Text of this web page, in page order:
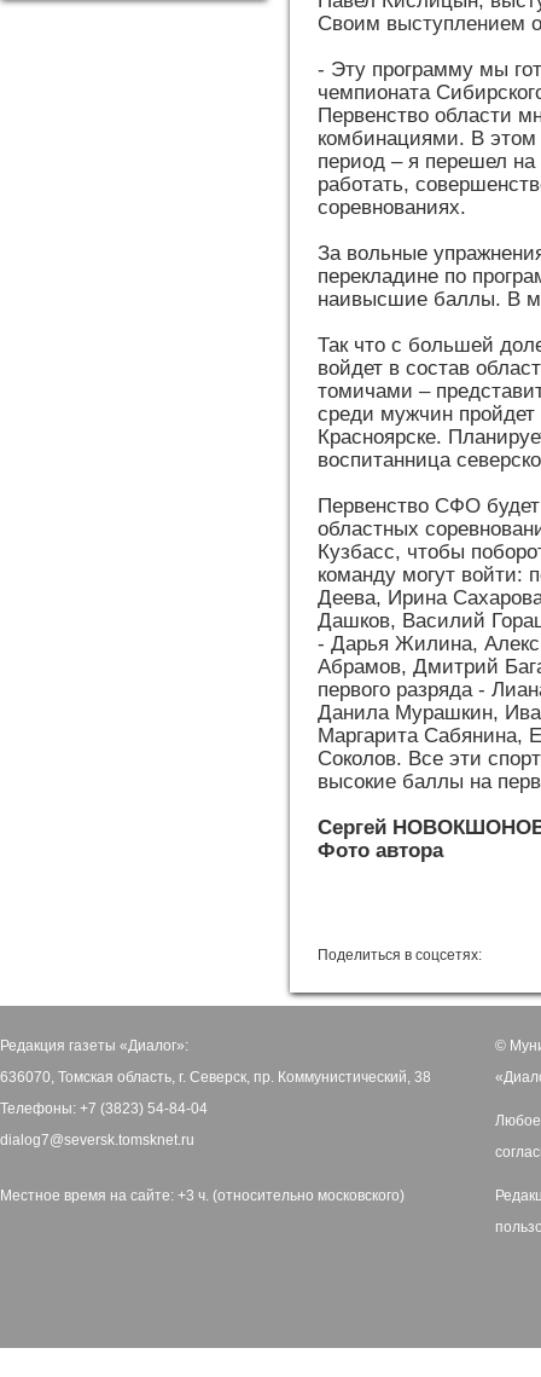
Своим выступлением
- Эту программу мы
чемпионата
Первенство области
комбинациями. В этом
период – я перешел
работать,
соревнованиях.
За вольные
перекладине по
наивысшие баллы. В
Так что с большей
войдет в состав
томичами –
среди мужчин
Красноярске.
воспитанница
Первенство СФО
областных
Кузбасс, чтобы
команду могут войти:
Деева, Ирина
Дашков, Василий
- Дарья Жилина,
Абрамов, Дмитрий
первого разряда -
Данила Мурашкин,
Маргарита Сабянина,
Соколов. Все эти
высокие баллы на
Сергей
Фото автора
Поделиться в соцсетях:
Редакция газеты «Диалог»:
636070, Томская область, г. Северск, пр. Коммунистический, 38
Телефоны: +7 (3823) 54-84-04
dialog7@seversk.tomsknet.ru
Местное время на сайте: +3 ч. (относительно московского)
©
Любое